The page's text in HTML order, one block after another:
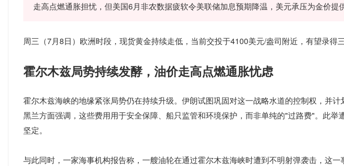
走高点燃通胀担忧，但美国6月非农数据疲软令美联储加息预期降温，美元承压为金价提
周三（7月8日）欧洲时段，现货黄金持续走低，当前交投于4100美元/盎司附近，有望录得三
霍尔木兹局势持续发酵，油价走高点燃通胀忧虑
霍尔木兹海峡的地缘紧张局势仍在持续升级。伊朗试图巩固对这一战略水道的控制权，并
黑兰方面强调，这些费用用于安全保障、船只监管和环境保护，而非单纯的"过路费"。此举
坚定。
与此同时，一家海事机构报告称，一艘油轮在通过霍尔木兹海峡时遭到不明射弹袭击，这